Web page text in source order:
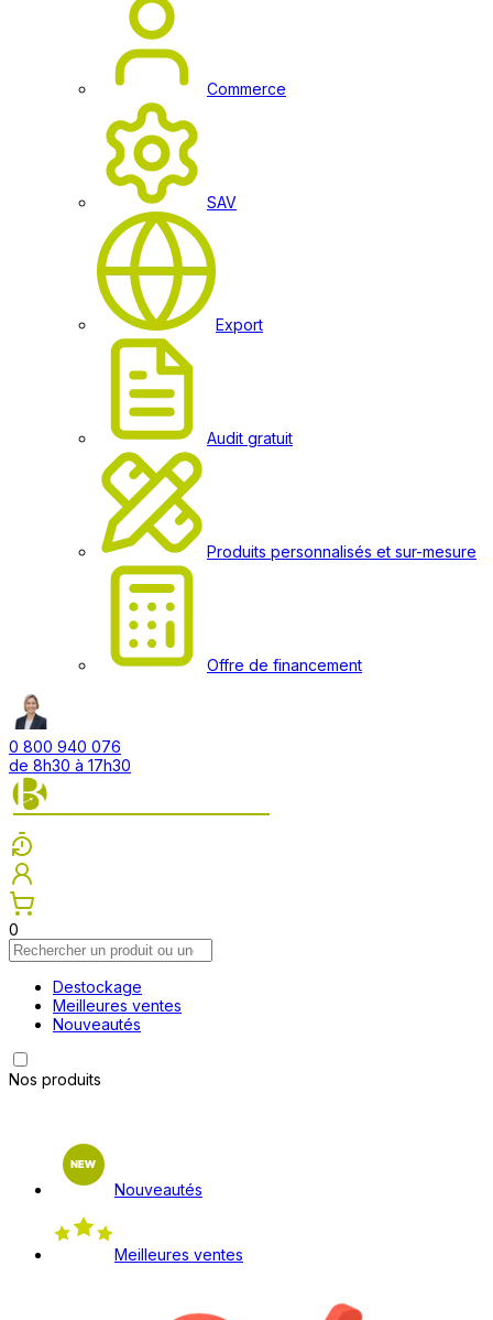
Commerce
SAV
Export
Audit gratuit
Produits personnalisés et sur-mesure
Offre de financement
0 800 940 076
de 8h30 à 17h30
0
Destockage
Meilleures ventes
Nouveautés
Nos produits
Nouveautés
Meilleures ventes